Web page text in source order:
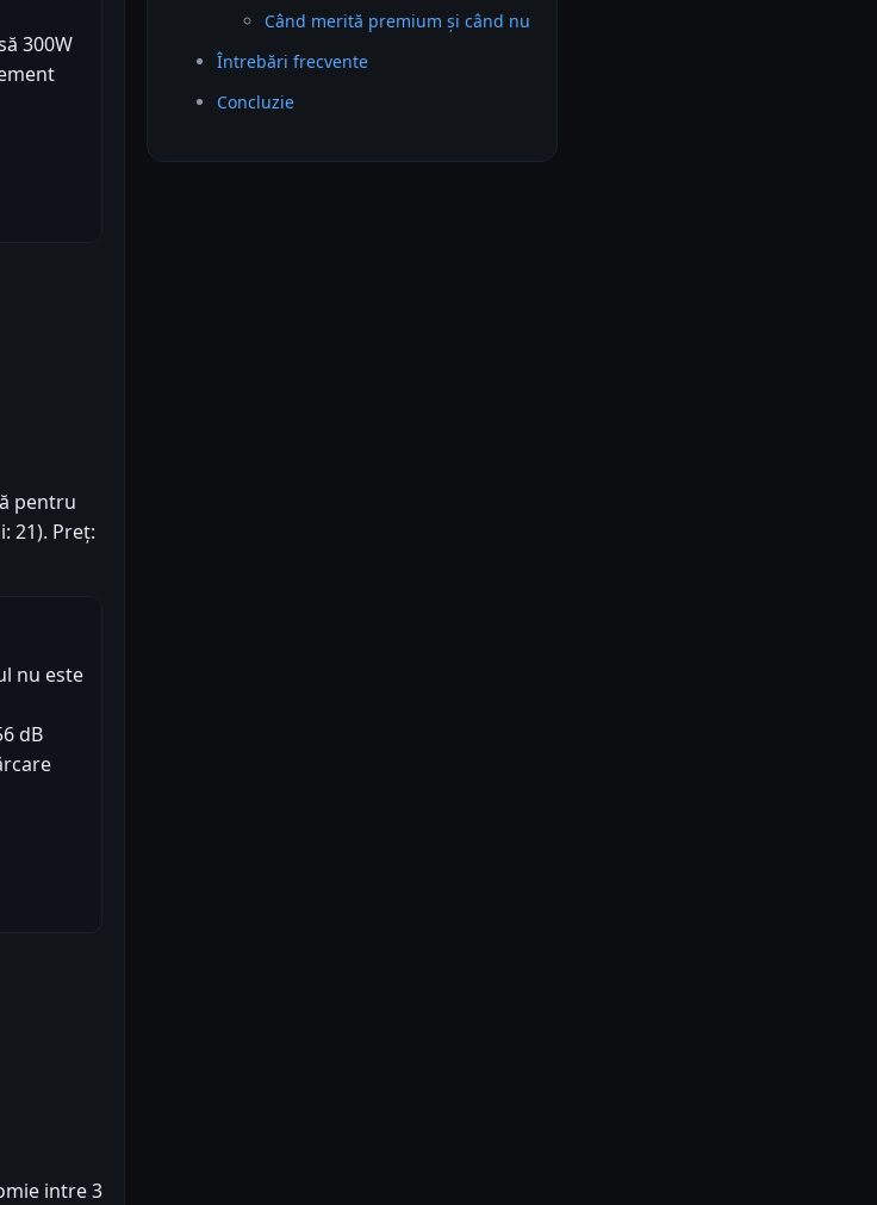
300W
pentru
21). Preț:
nu este
dB
intre 3
Când merită premium și când nu
Întrebări frecvente
Concluzie